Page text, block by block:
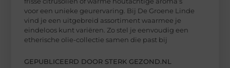
voor een unieke geurervaring. Bij De Groene Linde
vind je een uitgebreid assortiment waarmee je
eindeloos kunt variëren. Zo stel je eenvoudig een
etherische olie-collectie samen die past bij
GEPUBLICEERD DOOR STERK GEZOND.NL